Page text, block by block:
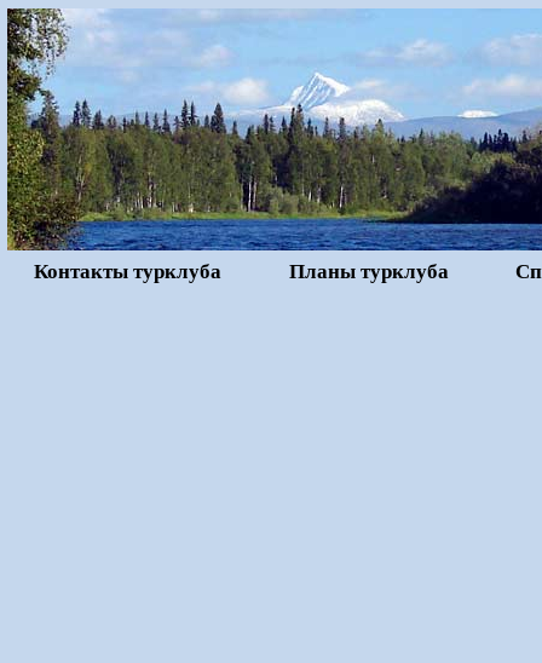
Контакты турклуба Планы турклуба